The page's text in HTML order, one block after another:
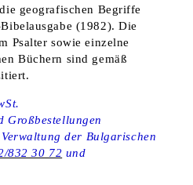
geografischen Begriffe
(1982). Die
Psalter sowie einzelne
Büchern sind gemäß
Großbestellungen
der Bulgarischen
832 30 72 und